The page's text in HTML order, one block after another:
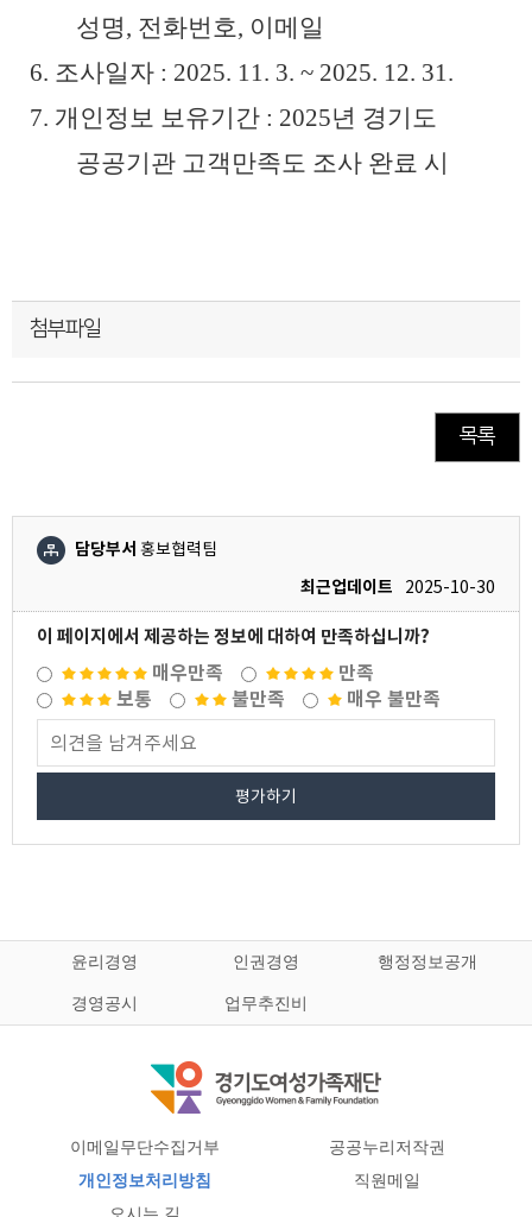
성명, 전화번호, 이메일
6. 조사일자 : 2025. 11. 3. ~ 2025. 12. 31.
7. 개인정보 보유기간 : 2025년 경기도
공공기관 고객만족도 조사 완료 시
첨부파일
목록
담당부서 홍보협력팀
최근업데이트
2025-10-30
이 페이지에서 제공하는 정보에 대하여 만족하십니까?
매우만족
만족
보통
불만족 매우 불만족
평가하기
윤리경영 인권경영 행정정보공개
경영공시 업무추진비
이메일무단수집거부
공공누리저작권
개인정보처리방침
직원메일